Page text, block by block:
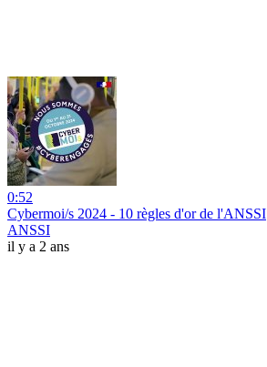
0:52
Cybermoi/s 2024 - 10 règles d'or de l'ANSSI
ANSSI
il y a 2 ans